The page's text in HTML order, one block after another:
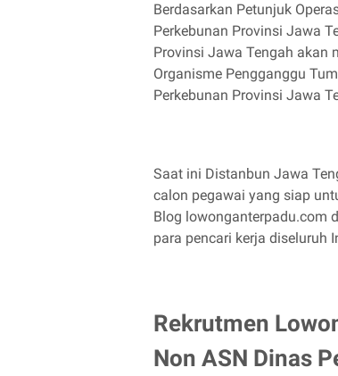
Berdasarkan Petunjuk
Perkebunan Provinsi Jawa
Provinsi Jawa Tengah akan
Organisme Pengganggu
Perkebunan Provinsi Jawa
Saat ini Distanbun Jawa
calon pegawai yang siap
Blog lowonganterpadu.com
para pencari kerja diseluruh
Rekrutmen
Non ASN Dinas